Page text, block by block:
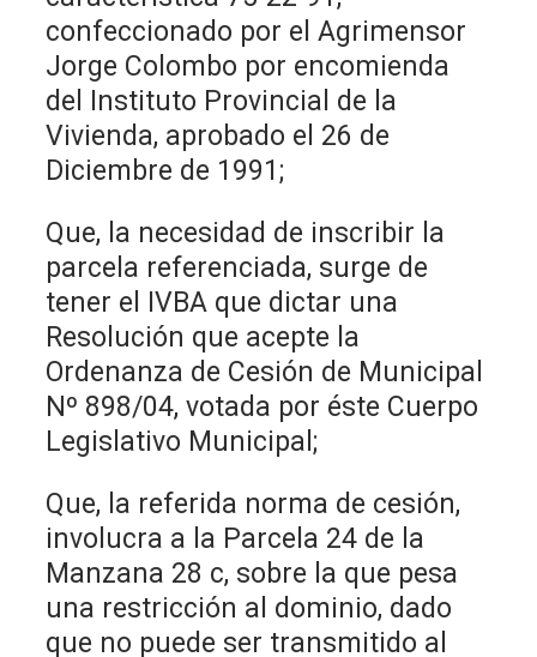
confeccionado por el Agrimensor
Jorge Colombo por encomienda
del Instituto Provincial de la
Vivienda, aprobado el 26 de
Diciembre de 1991;
Que, la necesidad de inscribir la
parcela referenciada, surge de
tener el IVBA que dictar una
Resolución que acepte la
Ordenanza de Cesión de Municipal
Nº 898/04, votada por éste Cuerpo
Legislativo Municipal;
Que, la referida norma de cesión,
involucra a la Parcela 24 de la
Manzana 28 c, sobre la que pesa
una restricción al dominio, dado
que no puede ser transmitido al